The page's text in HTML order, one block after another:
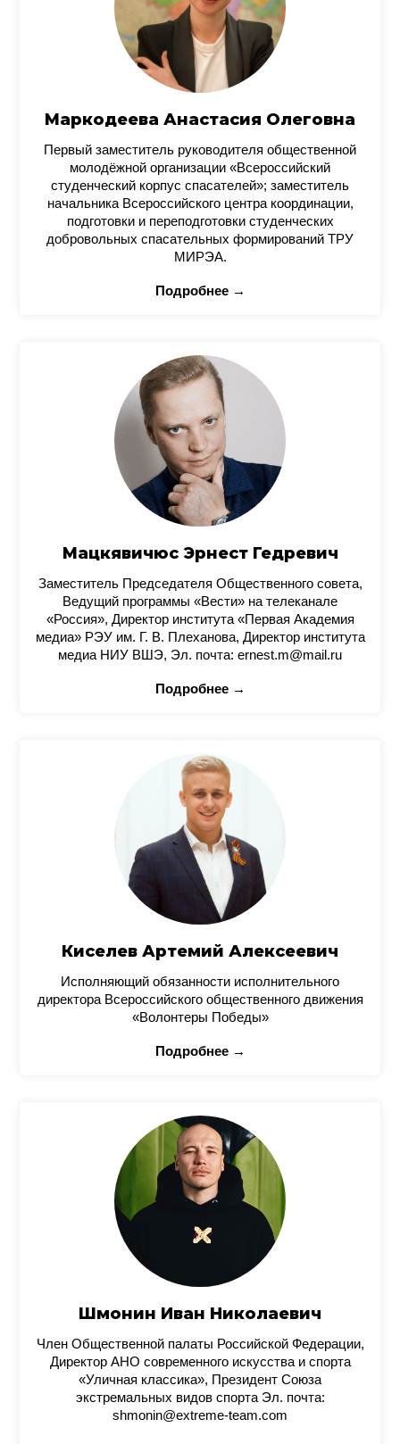
Маркодеева Анастасия Олеговна
Первый заместитель руководителя общественной
молодёжной организации «Всероссийский
студенческий корпус спасателей»; заместитель
начальника Всероссийского центра координации,
подготовки и переподготовки студенческих
добровольных спасательных формирований ТРУ
МИРЭА.
Подробнее →
Мацкявичюс Эрнест Гедревич
Заместитель Председателя Общественного совета,
Ведущий программы «Вести» на телеканале
«Россия», Директор института «Первая Академия
медиа» РЭУ им. Г. В. Плеханова, Директор института
медиа НИУ ВШЭ, Эл. почта: ernest.m@mail.ru
Подробнее →
Киселев Артемий Алексеевич
Исполняющий обязанности исполнительного
директора Всероссийского общественного движения
«Волонтеры Победы»
Подробнее →
Шмонин Иван Николаевич
Член Общественной палаты Российской Федерации,
Директор АНО современного искусства и спорта
«Уличная классика», Президент Союза
экстремальных видов спорта Эл. почта:
shmonin@extreme-team.com